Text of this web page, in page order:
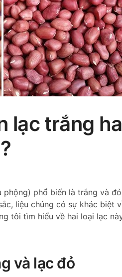
lạc trắng
phổ biến là trắng và
liệu chúng có sự khác biệt
tôi tìm hiểu về hai loại lạc
và lạc đỏ